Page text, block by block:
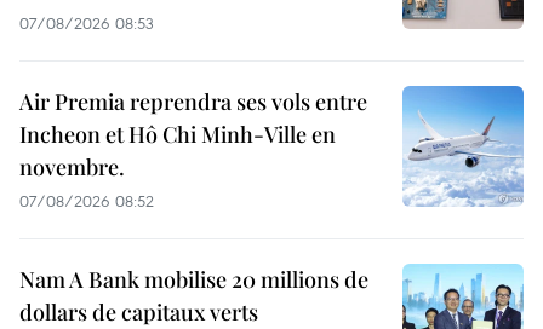
07/08/2026 08:53
Air Premia reprendra ses vols entre
Incheon et Hô Chi Minh-Ville en
novembre.
07/08/2026 08:52
Nam A Bank mobilise 20 millions de
dollars de capitaux verts